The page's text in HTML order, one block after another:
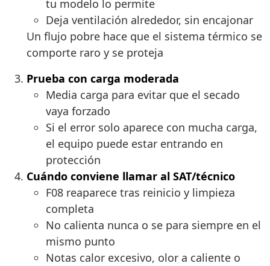
tu modelo lo permite
Deja ventilación alrededor, sin encajonar
Un flujo pobre hace que el sistema térmico se
comporte raro y se proteja
Prueba con carga moderada
Media carga para evitar que el secado
vaya forzado
Si el error solo aparece con mucha carga,
el equipo puede estar entrando en
protección
Cuándo conviene llamar al SAT/técnico
F08 reaparece tras reinicio y limpieza
completa
No calienta nunca o se para siempre en el
mismo punto
Notas calor excesivo, olor a caliente o